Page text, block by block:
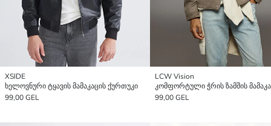
XSIDE
ხელოვნური ტყავის მამაკაცის ქურთუკი
99,00 GEL
LCW Vision
99,00 GEL